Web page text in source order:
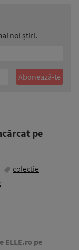
noi știri.
pe
colectie
ELLE.ro pe